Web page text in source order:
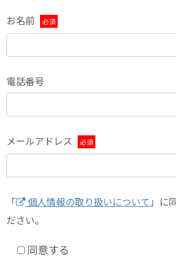
お名前 必須
電話番号
メールアドレス 必須
「 個人情報の取り扱いについて 」に
ださい。
同意する